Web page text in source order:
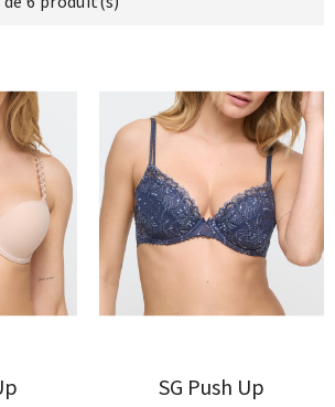
SG Push Up